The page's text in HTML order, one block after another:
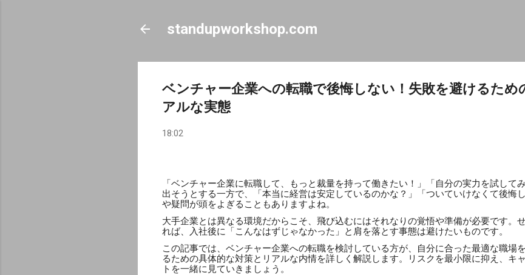
standupworkshop.com
ベンチャー企業への転職で後悔しない！失敗を避けるため
アルな実態
18:02
「ベンチャー企業に転職して、もっと裁量を持って働きたい！」「自分の実力を試して
出そうとする一方で、「本当に経営は安定しているのかな？」「ついていけなくて後
や疑問が頭をよぎることもありますよね。
大手企業とは異なる環境だからこそ、飛び込むにはそれなりの覚悟や準備が必要です。
れば、入社後に「こんなはずじゃなかった」と肩を落とす事態は避けたいものです。
この記事では、ベンチャー企業への転職を検討している方が、自分に合った最適な職場
るための具体的な対策とリアルな内情を詳しく解説します。リスクを最小限に抑え、キ
トを一緒に見ていきましょう。